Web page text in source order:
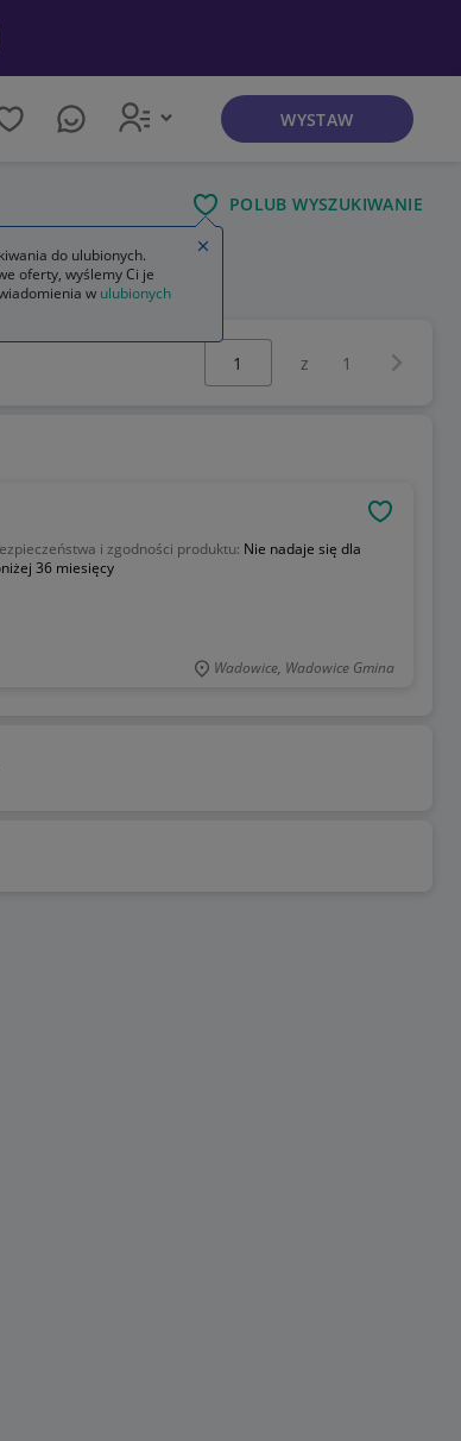
WYSTAW
POLUB WYSZUKIWANIE
Wybierz stronę:
z 1
i zgodności produktu: Nie nadaje się dla
36 miesięcy
Wadowice, Wadowice Gmina
strona
do ulubionych.
oferty, wyślemy Ci je
w ulubionych
Zamknij wskazówkę